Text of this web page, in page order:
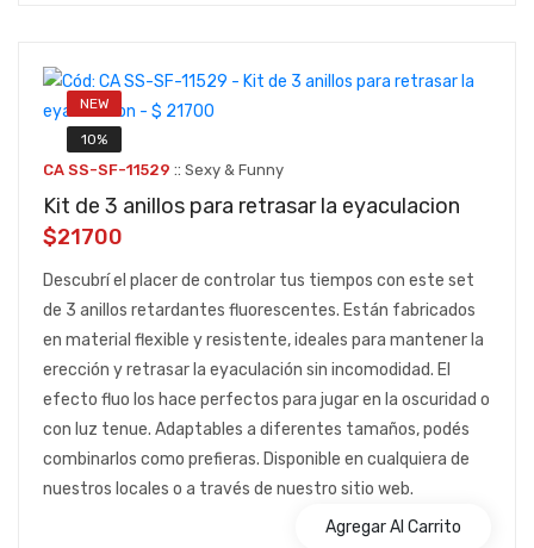
NEW
10%
CA SS-SF-11529 :: Sexy & Funny
Kit de 3 anillos para retrasar la eyaculacion
$21700
Descubrí el placer de controlar tus tiempos con este set
de 3 anillos retardantes fluorescentes. Están fabricados
en material flexible y resistente, ideales para mantener la
erección y retrasar la eyaculación sin incomodidad. El
efecto fluo los hace perfectos para jugar en la oscuridad o
con luz tenue. Adaptables a diferentes tamaños, podés
combinarlos como prefieras. Disponible en cualquiera de
nuestros locales o a través de nuestro sitio web.
Agregar Al Carrito